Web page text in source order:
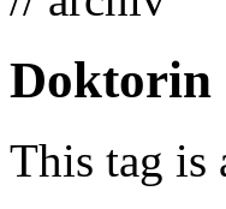
Doktorin
This tag is